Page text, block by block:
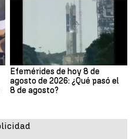
Efemérides de hoy 8 de
agosto de 2026: ¿Qué pasó el
8 de agosto?